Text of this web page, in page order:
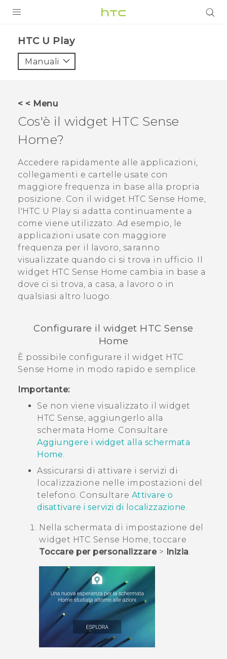
VIVE
VIVERSE
ASSISTENZA
Accessori e dispositivi HTC
Accesso
HTC U Play‎
Manuali
< < Menu
Cos'è il widget HTC Sense
Home?
Accedere rapidamente alle applicazioni,
collegamenti e cartelle usate con
maggiore frequenza in base alla propria
posizione. Con il widget HTC Sense Home,
l'HTC U Playsi adatta continuamente a
come viene utilizzato. Ad esempio, le
applicazioni usate con maggiore
frequenza per il lavoro, saranno
visualizzate quando ci si trova in ufficio. Il
widget HTC Sense Home cambia in base a
dove ci si trova, a casa, a lavoro o in
qualsiasi altro luogo.
Configurare il widget HTC Sense
Home
È possibile configurare il widget HTC
Sense Home in modo rapido e semplice.
Importante:
Se non viene visualizzato il widget
HTC Sense, aggiungerlo alla
schermata Home. Consultare
Aggiungere i widget alla schermata
Home.
Assicurarsi di attivare i servizi di
localizzazione nelle impostazioni del
telefono. Consultare Attivare o
disattivare i servizi di localizzazione.
Nella schermata di impostazione del
widget HTC Sense Home, toccare
Toccare per personalizzare> Inizia.